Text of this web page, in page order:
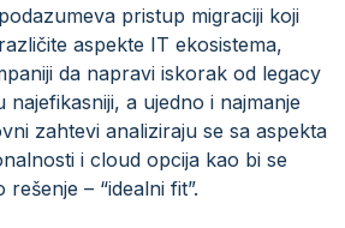
pristup migraciji koji
aspekte IT ekosistema,
da napravi iskorak od legacy
a ujedno i najmanje
zahtevi analiziraju se sa aspekta
i cloud opcija kao bi se
– “idealni fit”.